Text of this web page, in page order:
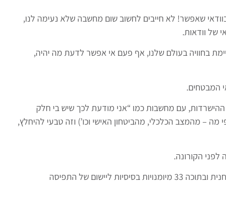
שאפשר! לא חייבים לחשוב שום מחשבה שלא נעימה לנו,
של וודאות.
בחוויה בעולם שלנו, אף פעם אי אפשר לדעת מה יהיה,
המבטחים.
ההישרדות, עם מחשבות כמו “אני מודעת לכך שיש בי חלק
– מהמצב הכלכלי, מהביטחון האישי וכו’) וזה טבעי להיחלץ,
לפני הקורונה.
הידיעה שוודאות היא רק מחשבתית הובילה אותנו ללמד פסיכולוגיה רוחנית ובתוכה 33 מיומנויות בסיסיות ליישום של התפיסה